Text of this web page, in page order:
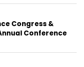
Congress &
Conference